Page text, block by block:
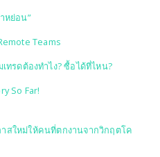
หย่อน”
Teams
ทรดต้องทำไง? ซื้อได้ที่ไหน?
So Far!
าสใหม่ให้คนที่ตกงานจากวิกฤตโค